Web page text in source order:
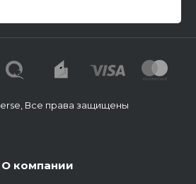
Все права защищены
О компании